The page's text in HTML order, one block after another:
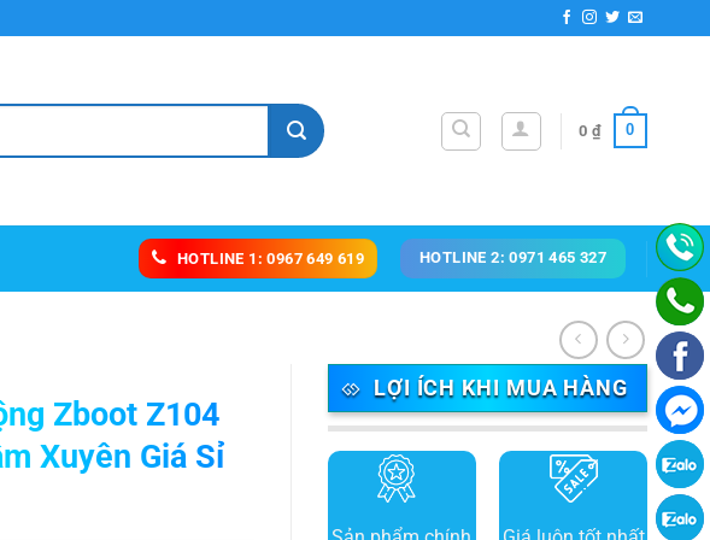
0 ₫ 0
HOTLINE 1: 0967 649 619 HOTLINE 2: 0971 465 327
LỢI ÍCH KHI MUA HÀNG
Zboot Z104
Xuyên Giá Sỉ